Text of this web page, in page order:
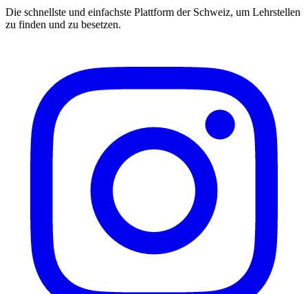
Die schnellste und einfachste Plattform der Schweiz, um Lehrstellen
zu finden und zu besetzen.